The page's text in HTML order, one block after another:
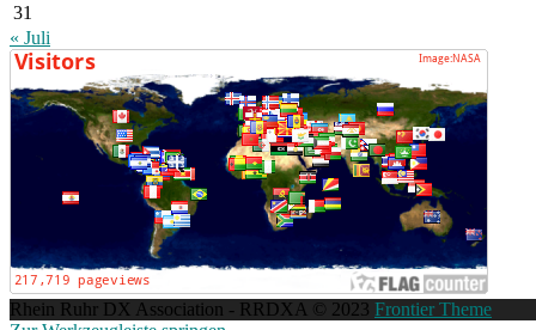
31
« Juli
Rhein Ruhr DX Association - RRDXA © 2023 Frontier Theme